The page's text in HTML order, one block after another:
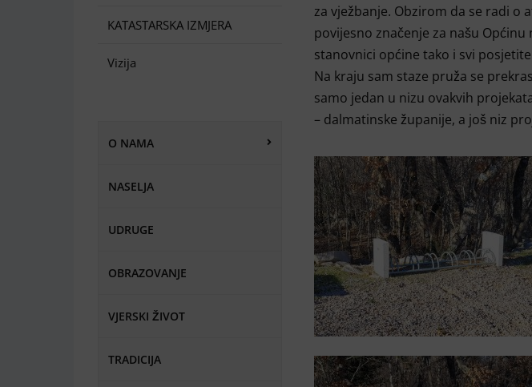
KATASTARSKA IZMJERA
Vizija
O NAMA
NASELJA
UDRUGE
OBRAZOVANJE
VJERSKI ŽIVOT
TRADICIJA
za vježbanje. Obzirom da se radi o
povijesno značenje za našu
stanovnici općine tako i svi
Na kraju sam staze pruža se
samo jedan u nizu ovakvih
– dalmatinske županije, a još niz